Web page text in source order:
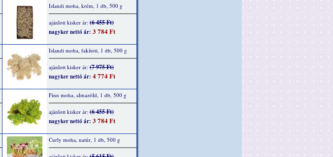
Islandi moha, krém, 1 db, 500 g
ajánlott kisker ár:(6 455 Ft)
nagyker nettó ár: 3 784 Ft
Islandi moha, fakított, 1 db, 500 g
ajánlott kisker ár:(7 975 Ft)
nagyker nettó ár: 4 774 Ft
Finn moha, almazöld, 1 db, 500 g
ajánlott kisker ár:(6 455 Ft)
nagyker nettó ár: 3 784 Ft
Curly moha, natúr, 1 db, 500 g